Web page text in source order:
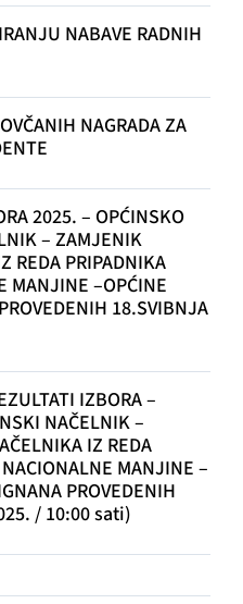
NABAVE RADNIH
NAGRADA ZA
2025. – OPĆINSKO
– ZAMJENIK
REDA PRIPADNIKA
MANJINE –OPĆINE
18.SVIBNJA
IZBORA –
NAČELNIK –
IZ REDA
MANJINE –
PROVEDENIH
/ 10:00 sati)